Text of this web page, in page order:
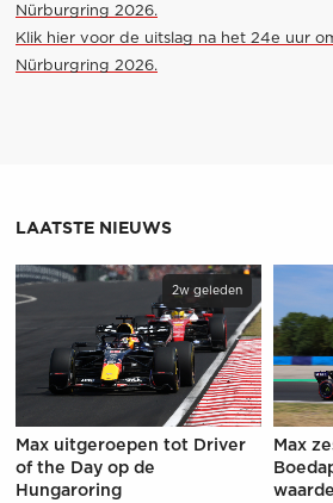
Nürburgring 2026.
Klik hier voor de uitslag na het 24e uur
Nürburgring 2026.
LAATSTE NIEUWS
2w geleden
Max uitgeroepen tot Driver
of the Day op de
Hungaroring
Max